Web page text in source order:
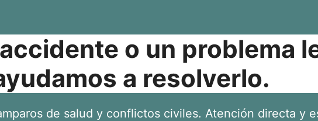
o un problema
a resolverlo.
de salud y conflictos civiles. Atención directa y